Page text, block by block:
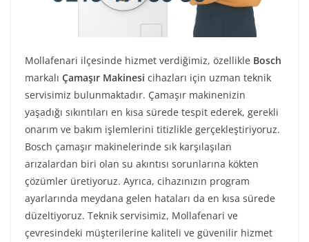
Mollafenari ilçesinde hizmet verdiğimiz, özellikle Bosch
markalı Çamaşır Makinesi cihazları için uzman teknik
servisimiz bulunmaktadır. Çamaşır makinenizin
yaşadığı sıkıntıları en kısa sürede tespit ederek, gerekli
onarım ve bakım işlemlerini titizlikle gerçekleştiriyoruz.
Bosch çamaşır makinelerinde sık karşılaşılan
arızalardan biri olan su akıntısı sorunlarına kökten
çözümler üretiyoruz. Ayrıca, cihazınızın program
ayarlarında meydana gelen hataları da en kısa sürede
düzeltiyoruz. Teknik servisimiz, Mollafenari ve
çevresindeki müşterilerine kaliteli ve güvenilir hizmet